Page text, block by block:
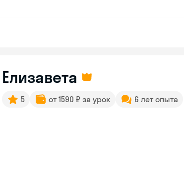
Елизавета
5 от 1590 ₽ за урок 6 лет опыта